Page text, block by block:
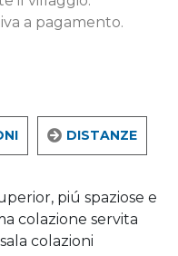
a pagamento.
DISTANZE
piú spaziose e
colazione servita
colazioni